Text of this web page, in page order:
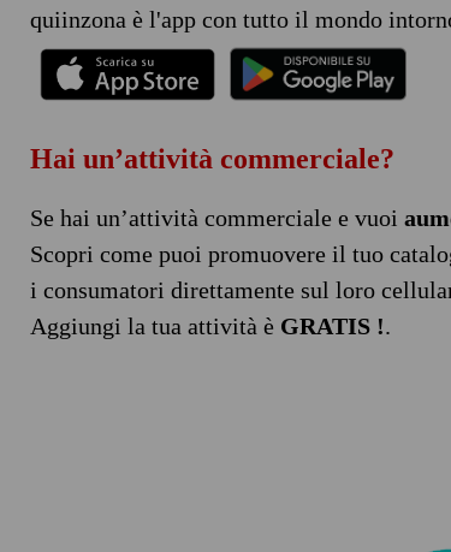
quiinzona è l'app con tutto il mondo
Hai un’attività commerciale?
Se hai un’attività commerciale e vuoi
Scopri come puoi promuovere il tuo
i consumatori direttamente sul loro
Aggiungi la tua attività è GRATIS !.